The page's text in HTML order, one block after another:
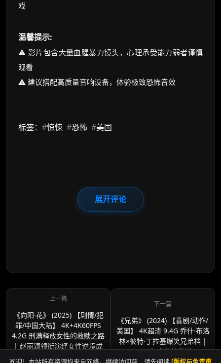
戏
温馨提示:
⚠️ 影片包含大量血腥暴力镜头，心理承受能力弱者谨慎
观看
⚠️ 建议搭配高质量音响设备，体验极致恐怖音效
标签： #惊悚 #恐怖 #美国
展开评论
《向阳·花》 (2025) 【剧情/犯
罪/中国大陆】 4K+4K60FPS
4.2G 刑满释放女性的救赎之路
| 赵丽颖领衔演绎女性逆境成
长
《兄弟》 (2024) 【喜剧/动作/
美国】 4K超清 9.4G 乔什·布洛
林×彼特·丁拉基爆笑兄弟档 |
2024年度期待喜剧